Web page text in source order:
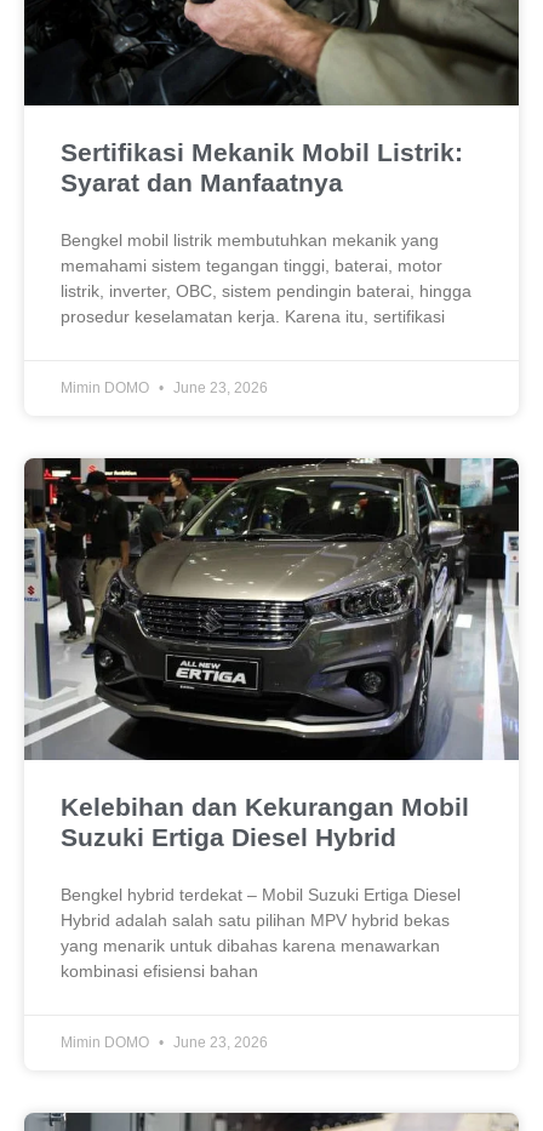
Sertifikasi Mekanik Mobil Listrik:
Syarat dan Manfaatnya
Bengkel mobil listrik membutuhkan mekanik yang
memahami sistem tegangan tinggi, baterai, motor
listrik, inverter, OBC, sistem pendingin baterai, hingga
prosedur keselamatan kerja. Karena itu, sertifikasi
Mimin DOMO June 23, 2026
Kelebihan dan Kekurangan Mobil
Suzuki Ertiga Diesel Hybrid
Bengkel hybrid terdekat – Mobil Suzuki Ertiga Diesel
Hybrid adalah salah satu pilihan MPV hybrid bekas
yang menarik untuk dibahas karena menawarkan
kombinasi efisiensi bahan
Mimin DOMO June 23, 2026